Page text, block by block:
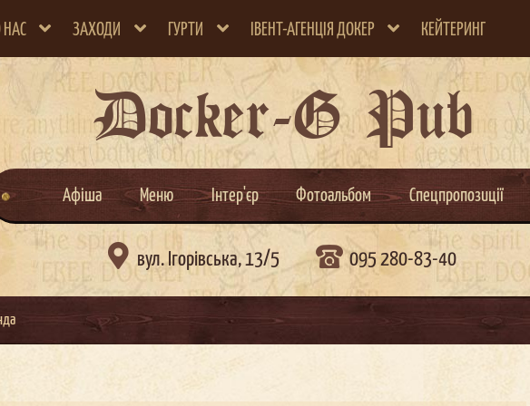
НАС ЗАХОДИ ГУРТИ ІВЕНТ-АГЕНЦІЯ ДОКЕР КЕЙТЕРИНГ
Docker-G Pub
Афіша Меню Інтер'єр Фотоальбом Спецпропозиції
 вул. Ігорівська, 13/5 095 280-83-40